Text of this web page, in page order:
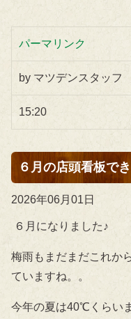
パーマリンク
by マツデンスタッフ
15:20
６月の店頭看板で
2026年06月01日
６月になりました♪
梅雨もまだまだこれか
ていますね。。
今年の夏は40℃くらい